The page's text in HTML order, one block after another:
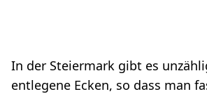
In der Steiermark gibt es
entlegene Ecken, so dass man